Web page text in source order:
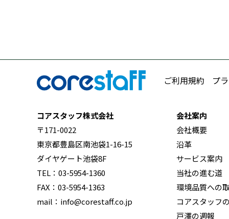
ご利用規約 プ
コアスタッフ株式会社
〒171-0022
東京都豊島区南池袋1-16-15
ダイヤゲート池袋8F
TEL：03-5954-1360
FAX：03-5954-1363
mail：info@corestaff.co.jp
会社案内
会社概要
沿革
サービス案内
当社の進む道
環境品質への
コアスタッフ
戸澤の週報